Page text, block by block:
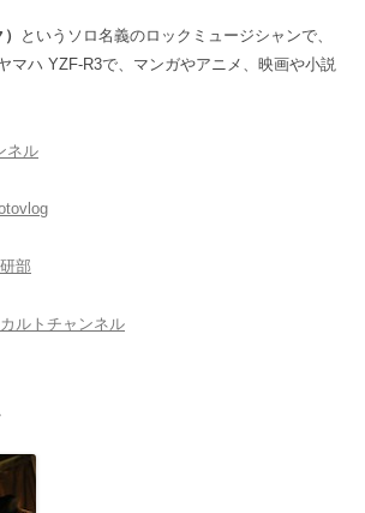
というソロ名義のロックミュージシャンで、
マハ YZF-R3で、マンガやアニメ、映画や小説
ネル
部
ルトチャンネル